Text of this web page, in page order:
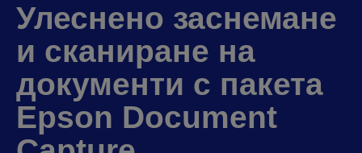
Улеснено заснемане
и сканиране на
документи с пакета
Epson Document